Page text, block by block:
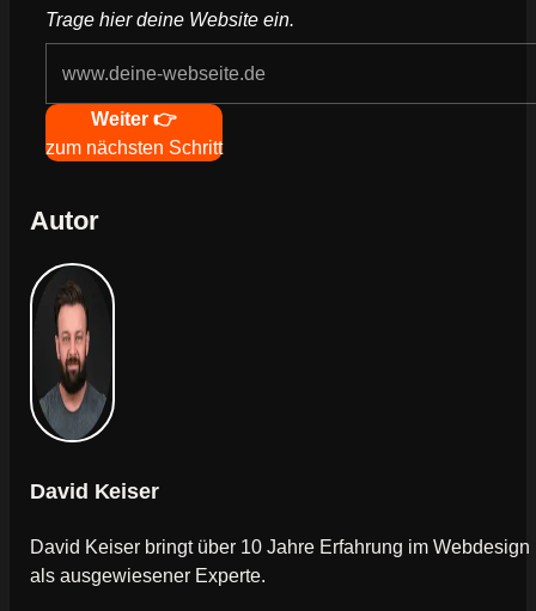
Trage hier deine Website ein.
NavigationWeiter 👉
zum nächsten Schritt
Autor
David Keiser
David Keiser bringt über 10 Jahre Erfahrung im
als ausgewiesener Experte.